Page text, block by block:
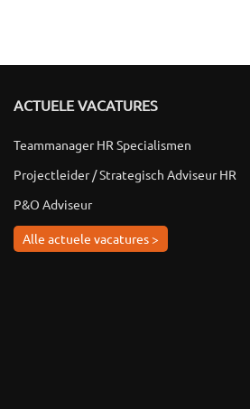
ACTUELE VACATURES
Teammanager HR Specialismen
Projectleider / Strategisch Adviseur HR
P&O Adviseur
Alle actuele vacatures >